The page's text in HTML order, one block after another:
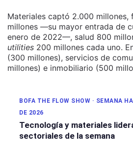
Materiales captó 2.000 millones,
millones —su mayor entrada de
enero de 2022—, salud 800
utilities 200 millones cada uno.
(300 millones), servicios de
millones) e inmobiliario (500
BOFA THE FLOW SHOW · SEMANA
DE 2026
Tecnología y materiales
sectoriales de la semana